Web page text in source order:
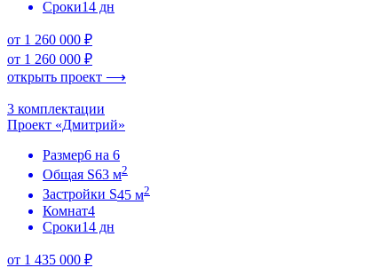
Сроки14 дн
от 1 260 000 ₽
от 1 260 000 ₽
открыть проект ⟶
3 комплектации
Проект «Дмитрий»
Размер6 на 6
Общая S63 м2
Застройки S45 м2
Комнат4
Сроки14 дн
от 1 435 000 ₽